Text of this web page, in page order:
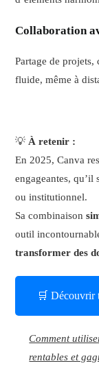
Collaboration
Partage de
fluide, même à
💡 À retenir :
En 2025, Canva
engageantes, qu’il
ou institutionnel.
Sa combinaison
outil
transformer des
🛒 Découvrir
Comment
rentables et